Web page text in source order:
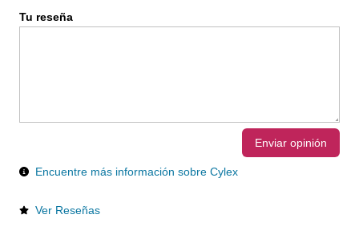
Tu reseña
Enviar opinión
Encuentre más información sobre Cylex
Ver Reseñas